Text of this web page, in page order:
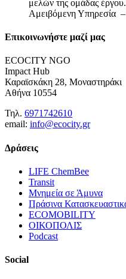
μελών της ομάδας έργου.
Αμειβόμενη Υπηρεσία
Επικοινωνήστε μαζί μας
ECOCITY NGO
Impact Hub
Καραϊσκάκη 28, Μοναστηράκι
Αθήνα 10554
Τηλ. 6971742610
email: info@ecocity.gr
Δράσεις
LIFE ChemBee
Transit
Μνημεία σε Άμυνα
Πράσινα
ECOMOBILITY
ΟΙΚΟΠΟΛΙΣ
Podcast
Social